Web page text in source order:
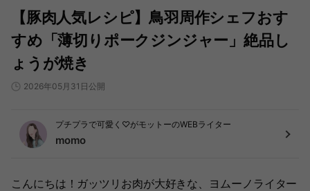
【豚肉人気レシピ】鳥羽周作シェフおす
すめ「薄切りポークジンジャー」絶品し
ょうが焼き
2026年05月31日公開
プチプラで可愛く♡がモットーのWEBライター
momo
こんにちは！ガッツリお肉が大好きな、ヨムーノライター